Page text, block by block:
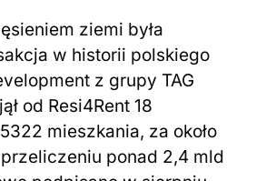
ziemi była
w historii polskiego
z grupy TAG
od Resi4Rent 18
mieszkania, za około
ponad 2,4 mld